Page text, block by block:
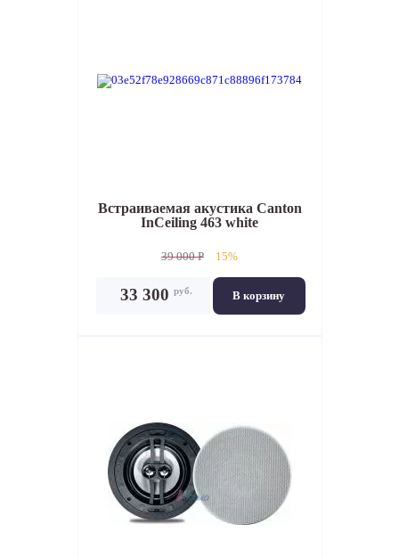
Встраиваемая акустикаCanton
InCeiling 463 white
39 000 P 15%
В корзину
33 300 руб.